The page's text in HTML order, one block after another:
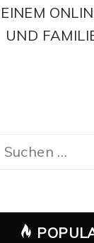
EINEM
UND
Suchen